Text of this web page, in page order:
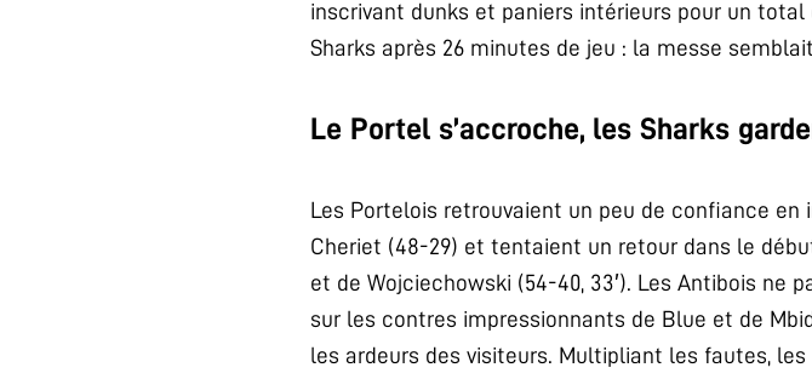
inscrivant dunks et paniers intérieurs pour un total
Sharks après 26 minutes de jeu : la messe
Le Portel s’accroche, les Sharks
Les Portelois retrouvaient un peu de confiance en
Cheriet (48-29) et tentaient un retour dans le
et de Wojciechowski (54-40, 33′). Les Antibois
sur les contres impressionnants de Blue et de
les ardeurs des visiteurs. Multipliant les fautes,